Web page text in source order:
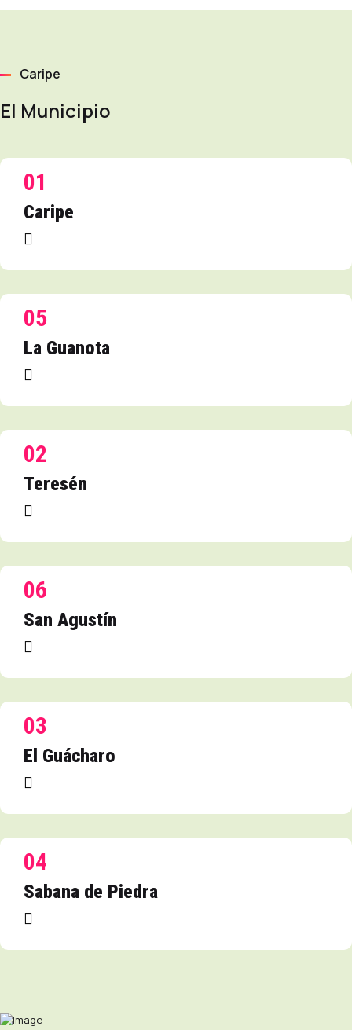
Caripe
El Municipio
01
Caripe
05
La Guanota
02
Teresén
06
San Agustín
03
El Guácharo
04
Sabana de Piedra